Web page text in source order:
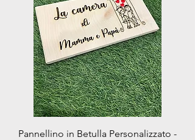
Pannellino in Betulla Personalizzato -